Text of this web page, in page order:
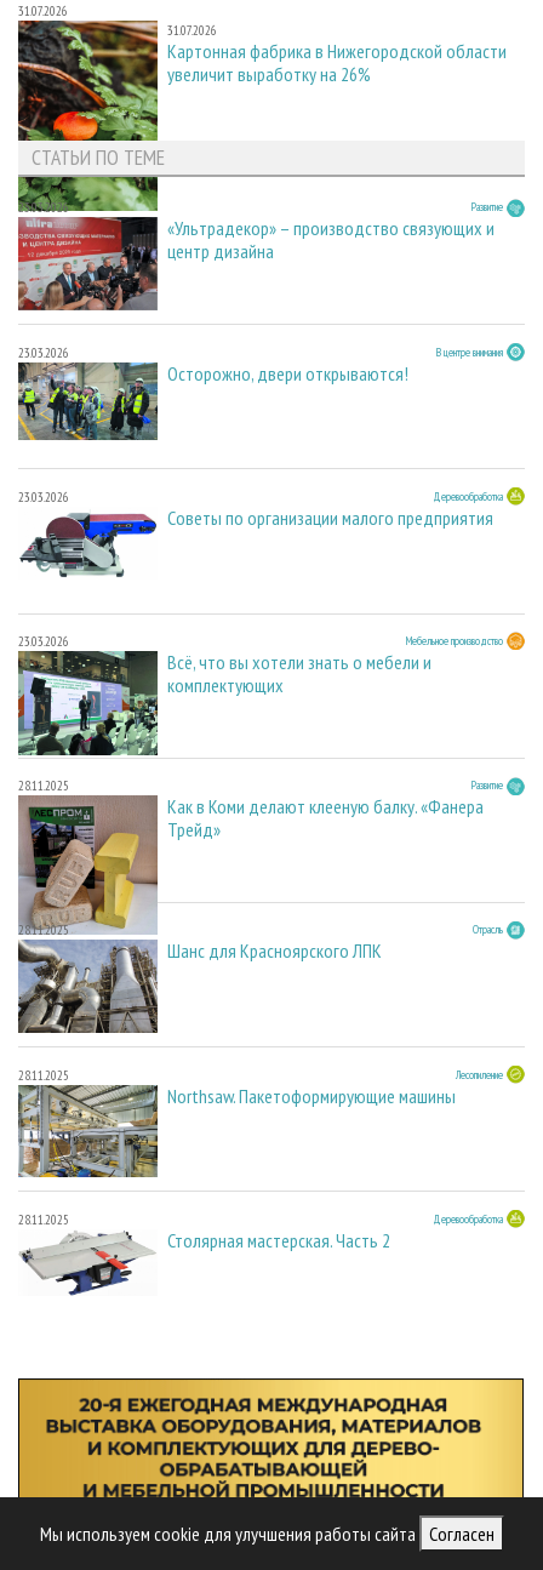
Мы используем cookie для улучшения работы сайта Согласен
31.07.2026
31.07.2026
Картонная фабрика в Нижегородской области
увеличит выработку на 26%
СТАТЬИ ПО ТЕМЕ
23.03.2026 Развитие
«Ультрадекор» – производство связующих и
центр дизайна
23.03.2026 В центре внимания
Осторожно, двери открываются!
23.03.2026 Деревообработка
Советы по организации малого предприятия
23.03.2026 Мебельное производство
Всё, что вы хотели знать о мебели и
комплектующих
28.11.2025 Развитие
Как в Коми делают клееную балку. «Фанера
Трейд»
28.11.2025 Отрасль
Шанс для Красноярского ЛПК
28.11.2025 Лесопиление
Northsaw. Пакетоформирующие машины
28.11.2025 Деревообработка
Столярная мастерская. Часть 2